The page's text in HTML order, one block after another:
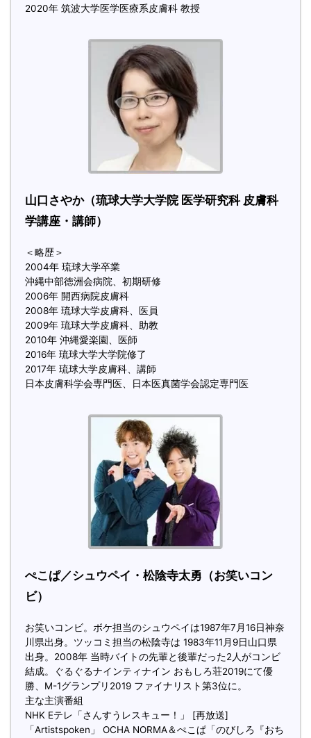
2020年 筑波大学医学医療系皮膚科 教授
山口さやか（琉球大学大学院 医学研究科 皮膚科
学講座・講師）
＜略歴＞
2004年 琉球大学卒業
沖縄中部徳洲会病院、初期研修
2006年 開西病院皮膚科
2008年 琉球大学皮膚科、医員
2009年 琉球大学皮膚科、助教
2010年 沖縄愛楽園、医師
2016年 琉球大学大学院修了
2017年 琉球大学皮膚科、講師
日本皮膚科学会専門医、日本医真菌学会認定専門医
ぺこぱ／シュウペイ・松陰寺太勇（お笑いコン
ビ）
お笑いコンビ。ボケ担当のシュウペイは1987年7月16日神奈
川県出身。ツッコミ担当の松陰寺は 1983年11月9日山口県
出身。2008年 当時バイトの先輩と後輩だった2人がコンビ
結成。ぐるぐるナインティナイン おもしろ荘2019にて優
勝、M-1グランプリ2019 ファイナリスト第3位に。
主な主演番組
NHK Eテレ「さんすうレスキュー！」 [再放送]
「Artistspoken」 OCHA NORMA＆ぺこぱ「のびしろ『おち